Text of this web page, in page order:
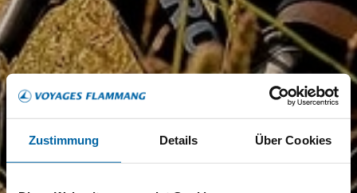
Zustimmung Details Über Cookies